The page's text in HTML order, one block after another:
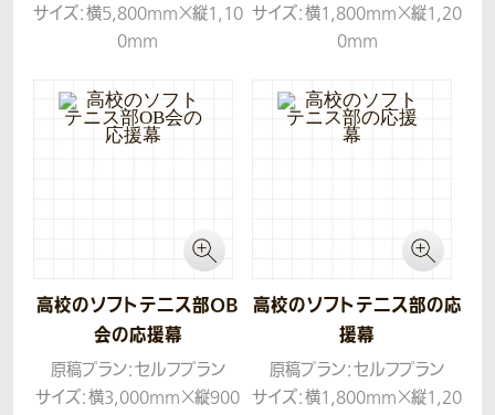
サイズ：横5,800mm×縦1,10
0mm
サイズ：横1,800mm×縦1,20
0mm
高校のソフトテニス部OB
会の応援幕
原稿プラン：セルフプラン
サイズ：横3,000mm×縦900
高校のソフトテニス部の応
援幕
原稿プラン：セルフプラン
サイズ：横1,800mm×縦1,20